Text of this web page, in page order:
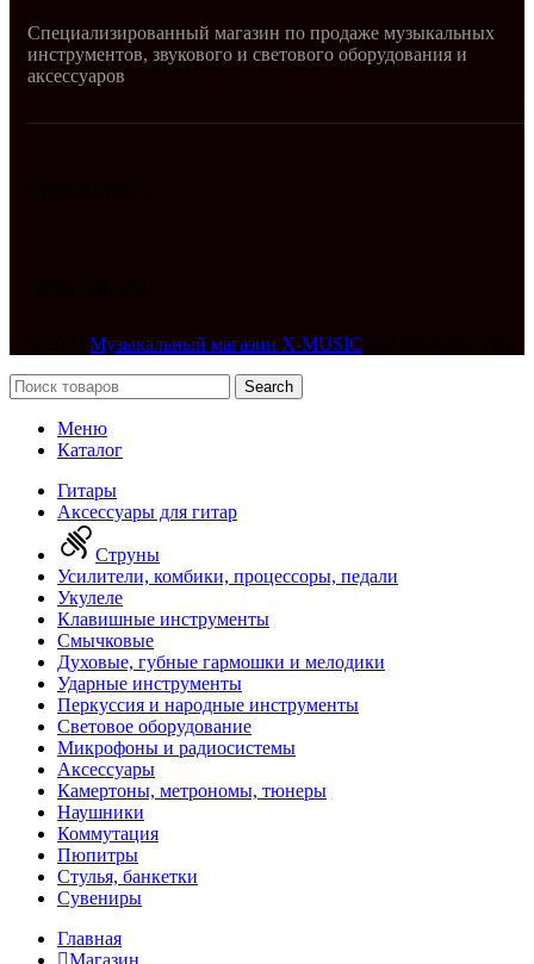
Специализированный магазин по продаже музыкальных
инструментов, звукового и светового оборудования и
аксессуаров
Музыкальный магазин X-MUSIC
Search
Меню
Каталог
Гитары
Аксессуары для гитар
Струны
Усилители, комбики, процессоры, педали
Укулеле
Клавишные инструменты
Смычковые
Духовые, губные гармошки и мелодики
Ударные инструменты
Перкуссия и народные инструменты
Световое оборудование
Микрофоны и радиосистемы
Аксессуары
Камертоны, метрономы, тюнеры
Наушники
Коммутация
Пюпитры
Стулья, банкетки
Сувениры
Главная